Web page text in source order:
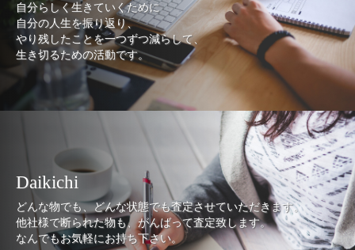
自分らしく生きていくために
自分の人生を振り返り、
やり残したことを一つずつ減らして、
生き切るための活動です。
Daikichi
どんな物でも、どんな状態でも査定させていただきます。
他社様で断られた物も、がんばって査定致します。
なんでもお気軽にお持ち下さい。